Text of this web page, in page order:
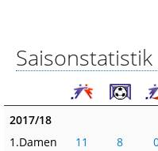
Saisonstatistik
2017/18
1.Damen
11 8